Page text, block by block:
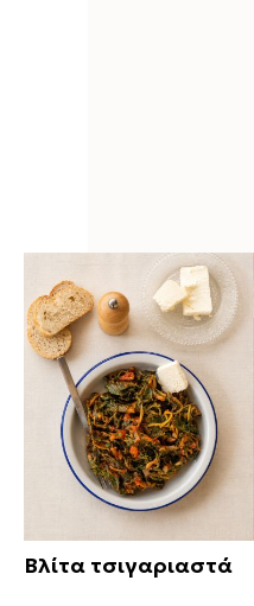
Βλίτα τσιγαριαστά